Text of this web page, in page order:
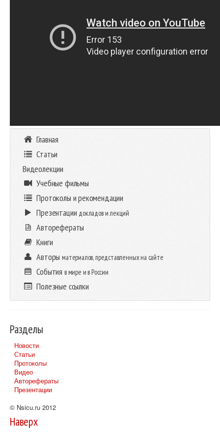
Главная
Статьи
Видеолекции
Учебные фильмы
Протоколы и рекомендации
Презентации докладов и лекций
Авторефераты
Книги
Авторыматериалов, представленных на сайте
События в мире и в России
Полезные ссылки
Разделы
Новости
Статьи
Протоколы
Видео
Авторефераты
Презентации
© Nsicu.ru 2012
Наверх